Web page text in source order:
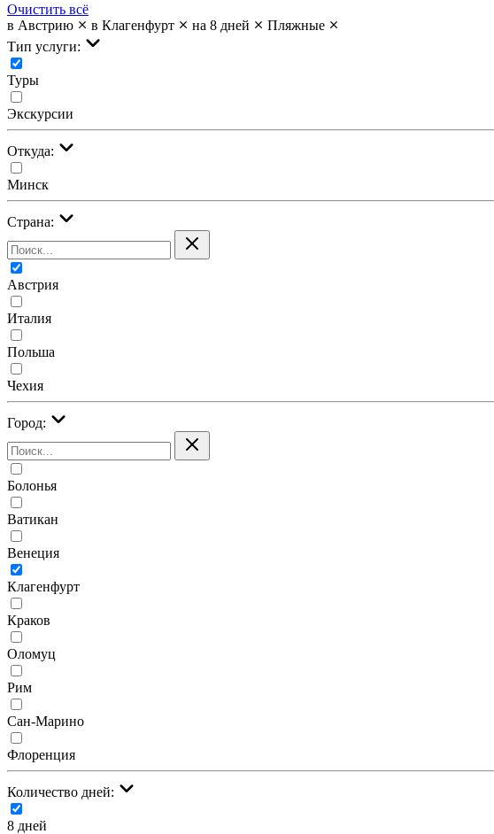
Очистить всё
в Австрию
в Клагенфурт на 8 дней
Пляжные
Тип услуги:
Туры
Экскурсии
Откуда:
Минск
Страна:
Австрия
Италия
Польша
Чехия
Город:
Болонья
Ватикан
Венеция
Клагенфурт
Краков
Оломуц
Рим
Сан-Марино
Флоренция
Количество дней:
8 дней